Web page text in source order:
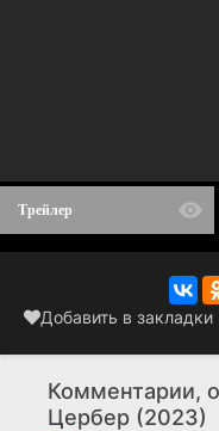
Трейлер
Добавить в закладки
Комментарии,
Цербер (2023)